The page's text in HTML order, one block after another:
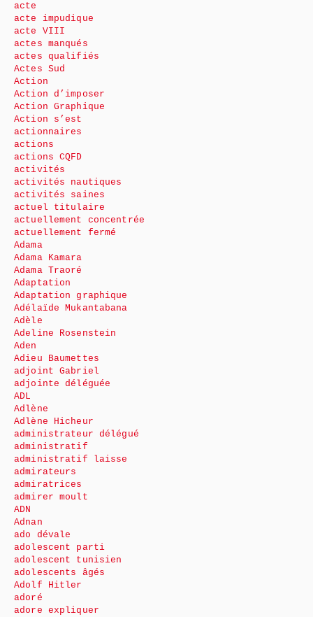
acte
acte impudique
acte VIII
actes manqués
actes qualifiés
Actes Sud
Action
Action d’imposer
Action Graphique
Action s’est
actionnaires
actions
actions CQFD
activités
activités nautiques
activités saines
actuel titulaire
actuellement concentrée
actuellement fermé
Adama
Adama Kamara
Adama Traoré
Adaptation
Adaptation graphique
Adélaïde Mukantabana
Adèle
Adeline Rosenstein
Aden
Adieu Baumettes
adjoint Gabriel
adjointe déléguée
ADL
Adlène
Adlène Hicheur
administrateur délégué
administratif
administratif laisse
admirateurs
admiratrices
admirer moult
ADN
Adnan
ado dévale
adolescent parti
adolescent tunisien
adolescents âgés
Adolf Hitler
adoré
adore expliquer